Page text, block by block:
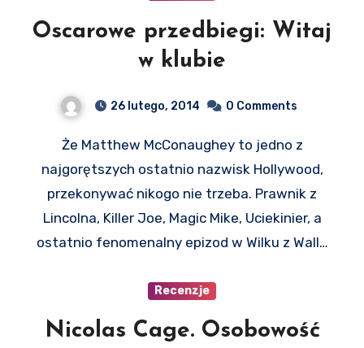
Oscarowe przedbiegi: Witaj
w klubie
26 lutego, 2014 0 Comments
Że Matthew McConaughey to jedno z
najgorętszych ostatnio nazwisk Hollywood,
przekonywać nikogo nie trzeba. Prawnik z
Lincolna, Killer Joe, Magic Mike, Uciekinier, a
ostatnio fenomenalny epizod w Wilku z Wall…
Recenzje
Nicolas Cage. Osobowość